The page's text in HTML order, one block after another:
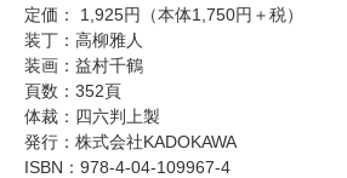
定価： 1,925円（本体1,750円＋税）
装丁：高柳雅人
装画：益村千鶴
頁数：352頁
体裁：四六判上製
発行：株式会社KADOKAWA
ISBN：978-4-04-109967-4